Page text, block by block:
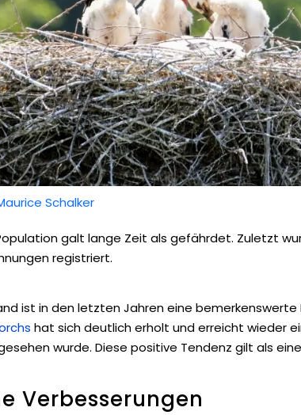
Schalker
galt lange Zeit als gefährdet. Zuletzt
registriert.
ist in den letzten Jahren eine
hat sich deutlich erholt und erreicht wieder
wurde. Diese positive Tendenz gilt als
Verbesserungen